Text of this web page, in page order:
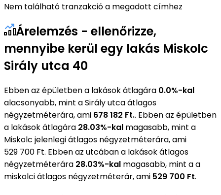
Nem található tranzakció a megadott címhez
Árelemzés - ellenőrizze,
mennyibe kerül egy lakás Miskolc
Sirály utca 40
Ebben az épületben a lakások átlagára 0.0%-kal
alacsonyabb, mint a Sirály utca átlagos
négyzetméterára, ami 678 182 Ft.. Ebben az épületben
a lakások átlagára 28.03%-kal magasabb, mint a
Miskolc jelenlegi átlagos négyzetméterára, ami
529 700 Ft. Ebben az utcában a lakások átlagos
négyzetméterára 28.03%-kal magasabb, mint a a
miskolci átlagos négyzetméterár, ami 529 700 Ft.